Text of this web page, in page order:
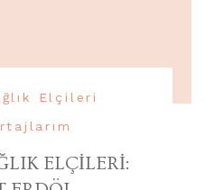
Elçileri
ELÇİLERİ: